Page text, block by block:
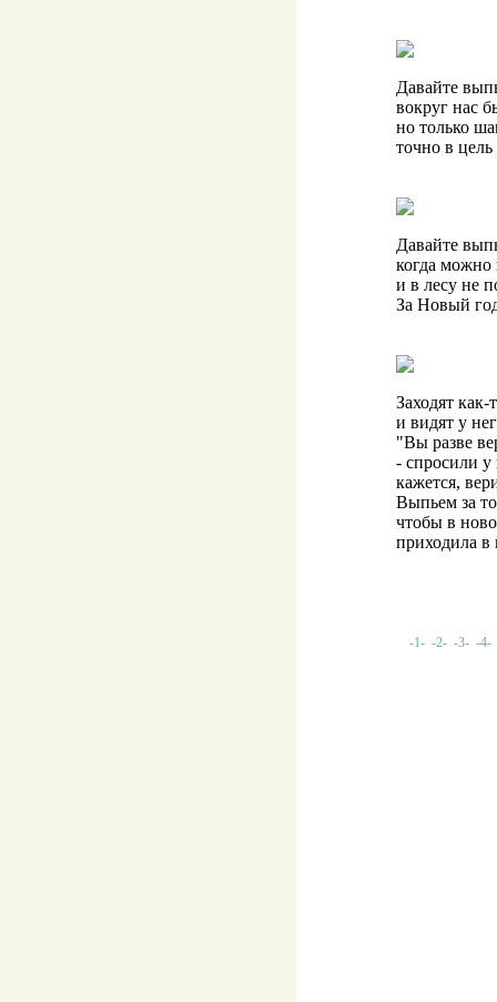
Давайте
вокруг нас
но только
точно в цель
Давайте
когда можно
и в лесу не
За Новый
Заходят
и видят у
"Вы разве
- спросили у
кажется,
Выпьем за
чтобы в
приходила
-1- -2- -3- -4-